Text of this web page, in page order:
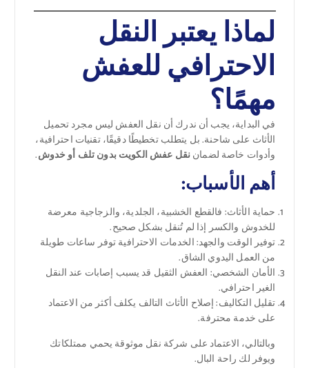
لماذا يعتبر النقل
الاحترافي للعفش
مهمًا؟
في البداية، يجب أن ندرك أن نقل العفش ليس مجرد تحميل
الأثاث على شاحنة. بل يتطلب تخطيطًا دقيقًا، تقنيات احترافية،
وأدوات خاصة لضماننقل عفش الكويت بدون تلف أو خدوش.
أهم الأسباب:
حماية الأثاث: فالقطع الخشبية، الجلدية، والزجاجية معرضة
للخدوش والكسر إذا لم تُنقل بشكل صحيح.
توفير الوقت والجهد: الخدمات الاحترافية توفر ساعات طويلة
من العمل اليدوي الشاق.
الأمان الشخصي: العفش الثقيل قد يسبب إصابات عند النقل
الغير احترافي.
تقليل التكاليف: إصلاح الأثاث التالف يكلف أكثر من الاعتماد
على خدمة محترفة.
وبالتالي، الاعتماد على شركة نقل موثوقة يحمي ممتلكاتك
ويوفر لك راحة البال.